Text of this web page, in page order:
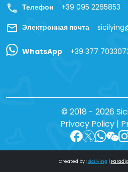
call Телефон +39 095 2265853
mail Электронная почта
WhatsApp +39 377
© 2018 - 2026
Privacy Policy|
Created by :Sicilying